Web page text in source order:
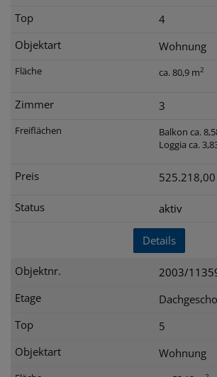
4
Wohnung
ca. 80,9 m2
3
Balkon ca.
Loggia ca.
aktiv
Details
2003/
5
Wohnung